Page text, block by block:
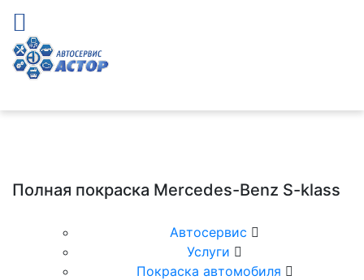
Полная покраска Mercedes-Benz S-klass
Автосервис
Услуги
Покраска автомобиля